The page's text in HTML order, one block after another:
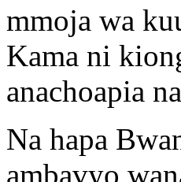
mmoja wa
Kama ni
anachoapia
Na hapa
ambavyo